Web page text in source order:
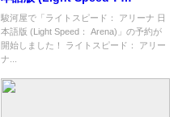
Arena)」の概略と予約購入可能
なショップ紹介！
駿河屋で「ライトスピード： アリーナ 日
本語版 (Light Speed： Arena)」の予約が
開始しました！ ライトスピード： アリー
ナ...